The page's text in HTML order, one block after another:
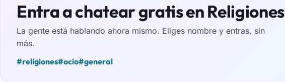
Entra a chatear gratis en Religiones
La gente está hablando ahora mismo. Eliges nombre y entras, sin
más.
#religiones#ocio#general